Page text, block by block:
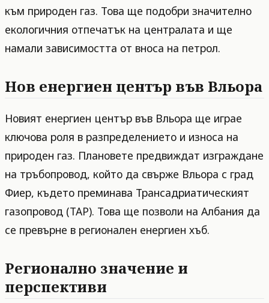
към природен газ. Това ще подобри значително
екологичния отпечатък на централата и ще
намали зависимостта от вноса на петрол.
Нов енергиен център във Вльора
Новият енергиен център във Вльора ще играе
ключова роля в разпределението и износа на
природен газ. Плановете предвиждат изграждане
на тръбопровод, който да свърже Вльора с град
Фиер, където преминава Трансадриатическият
газопровод (TAP). Това ще позволи на Албания да
се превърне в регионален енергиен хъб.
Регионално значение и
перспективи